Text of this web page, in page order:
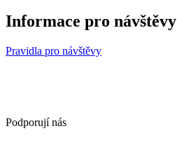
Informace pro návštěvy
Pravidla pro návštěvy
Podporují nás